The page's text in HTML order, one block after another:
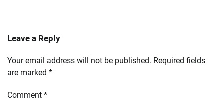
Leave a Reply
Your email address will not be published. Required fields
are marked *
Comment *